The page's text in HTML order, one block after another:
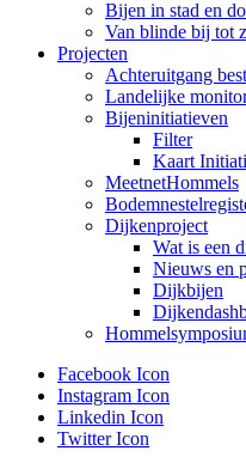
Bijen in stad en
Van blinde bij tot
Projecten
Achteruitgang
Landelijke
Bijeninitiatieven
Filter
Kaart
MeetnetHommels
Dijkenproject
Wat is een
Nieuws en
Dijkbijen
Facebook Icon
Instagram Icon
Linkedin Icon
Twitter Icon